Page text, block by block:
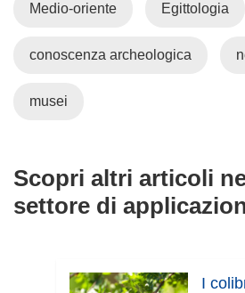
Medio-oriente Egittologia
conoscenza archeologica
musei
Scopri altri articoli
settore di
I